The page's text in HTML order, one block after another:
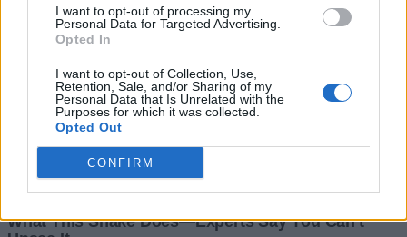
I want to opt-out of processing my
Personal Data for Targeted Advertising.
Opted In
I want to opt-out of Collection, Use,
Retention, Sale, and/or Sharing of my
Personal Data that Is Unrelated with the
Purposes for which it was collected.
Opted Out
CONFIRM